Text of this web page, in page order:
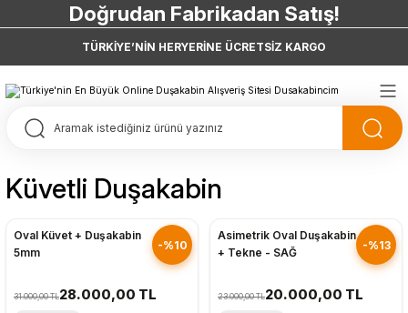
Doğrudan Fabrikadan Satış!
7 Taksit 0 Vade Farkı
Doğrudan Fabrikadan Satış!
TÜRKİYE’NİN HERYERİNE ÜCRETSİZ KARGO
Küvetli Duşakabin
-%10
Oval Küvet + Duşakabin
5mm
31.000,00 TL28.000,00 TL
-%13
Asimetrik Oval Duşakabin
+ Tekne - SAĞ
23.000,00 TL20.000,00 TL